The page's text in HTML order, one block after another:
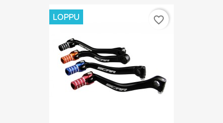
LOPPU favorite_border